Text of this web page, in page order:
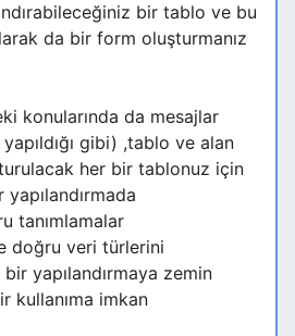
bir tablo ve bu
da bir form oluşturmanız
konularında da mesajlar
gibi) ,tablo ve alan
her bir tablonuz için
tanımlamalar
doğru veri türlerini
yapılandırmaya zemin
kullanıma imkan